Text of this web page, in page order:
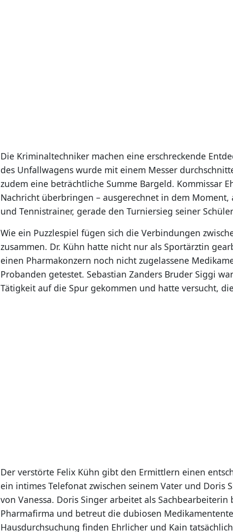
Die Kriminaltechniker machen eine erschreckende
des Unfallwagens wurde mit einem Messer
zudem eine beträchtliche Summe Bargeld. Kommissar
Nachricht überbringen – ausgerechnet in dem Moment,
und Tennistrainer, gerade den Turniersieg seiner
Wie ein Puzzlespiel fügen sich die Verbindungen
zusammen. Dr. Kühn hatte nicht nur als Sportärztin
einen Pharmakonzern noch nicht zugelassene
Probanden getestet. Sebastian Zanders Bruder Siggi
Tätigkeit auf die Spur gekommen und hatte versucht,
Der verstörte Felix Kühn gibt den Ermittlern einen
ein intimes Telefonat zwischen seinem Vater und Doris
von Vanessa. Doris Singer arbeitet als Sachbearbeiterin
Pharmafirma und betreut die dubiosen
Hausdurchsuchung finden Ehrlicher und Kain